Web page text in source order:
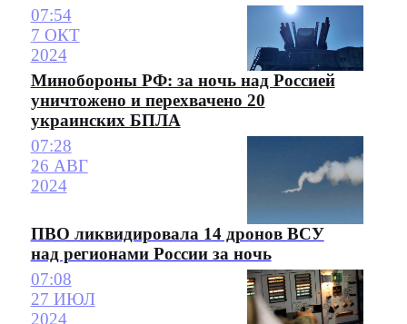
07:54
7 ОКТ
2024
Минобороны РФ: за ночь над Россией
уничтожено и перехвачено 20
украинских БПЛА
07:28
26 АВГ
2024
ПВО ликвидировала 14 дронов ВСУ
над регионами России за ночь
07:08
27 ИЮЛ
2024